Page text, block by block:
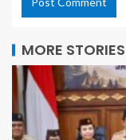
MORE STORIES